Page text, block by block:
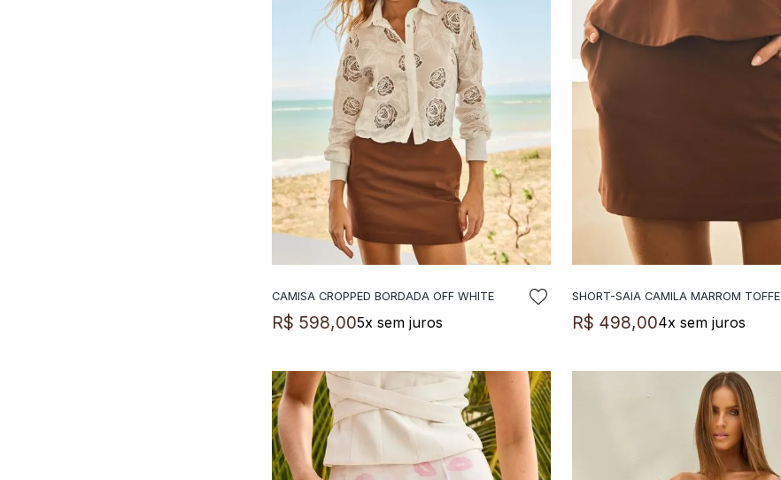
ADICIONAR A SACOLA
CAMISA CROPPED BORDADA OFF WHITE
R$ 598,005x sem juros
ADICIONAR A SACOLA
SHORT-SAIA CAMILA MARROM TOFFE
R$ 498,004x sem juros